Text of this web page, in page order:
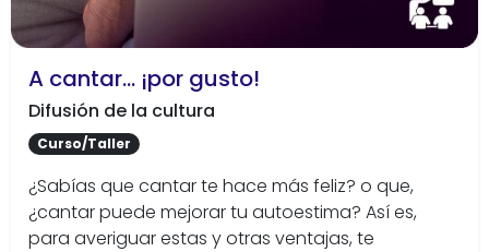
A cantar... ¡por gusto!
Difusión de la cultura
Curso/Taller
¿Sabías que cantar te hace más feliz? o que,
¿cantar puede mejorar tu autoestima? Así es,
para averiguar estas y otras ventajas, te